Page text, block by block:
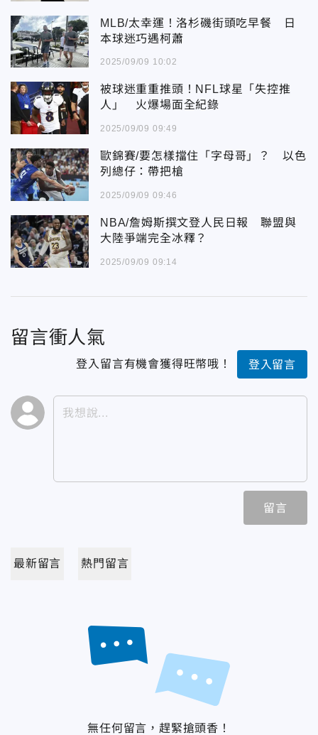
MLB/太幸運！洛杉磯街頭吃早餐 日
本球迷巧遇柯蕭
2025/09/09 10:02
被球迷重重推頭！NFL球星「失控推
人」 火爆場面全紀錄
2025/09/09 09:49
歐錦賽/要怎樣擋住「字母哥」？ 以色
列總仔：帶把槍
2025/09/09 09:46
NBA/詹姆斯撰文登人民日報 聯盟與
大陸爭端完全冰釋？
2025/09/09 09:14
留言衝人氣
登入留言有機會獲得旺幣哦！ 登入留言
留言
最新留言 熱門留言
無任何留言，趕緊搶頭香！